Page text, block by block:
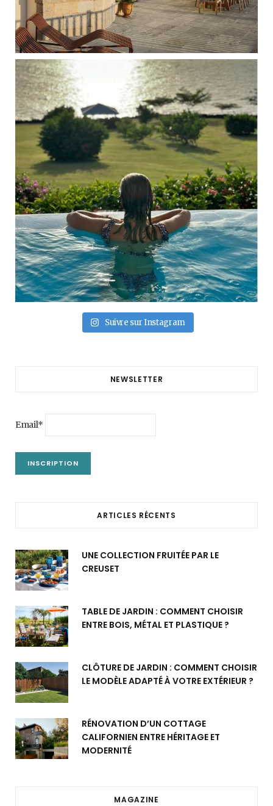
Suivre sur Instagram
NEWSLETTER
Email*
ARTICLES RÉCENTS
UNE COLLECTION FRUITÉE PAR LE
CREUSET
TABLE DE JARDIN : COMMENT CHOISIR
ENTRE BOIS, MÉTAL ET PLASTIQUE ?
CLÔTURE DE JARDIN : COMMENT CHOISIR
LE MODÈLE ADAPTÉ À VOTRE EXTÉRIEUR ?
RÉNOVATION D’UN COTTAGE
CALIFORNIEN ENTRE HÉRITAGE ET
MODERNITÉ
MAGAZINE